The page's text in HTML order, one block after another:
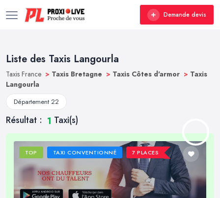
Demande devis
Liste des Taxis Langourla
Taxis France > Taxis Bretagne > Taxis Côtes d'armor > Taxis
Langourla
Département 22
Résultat : 1 Taxi(s)
TOP TAXI CONVENTIONNÉ 7 PLACES